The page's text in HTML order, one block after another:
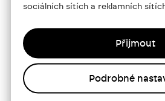
sociálních sítích a reklamních
Přijmout
Podrobné
Služby
Blog